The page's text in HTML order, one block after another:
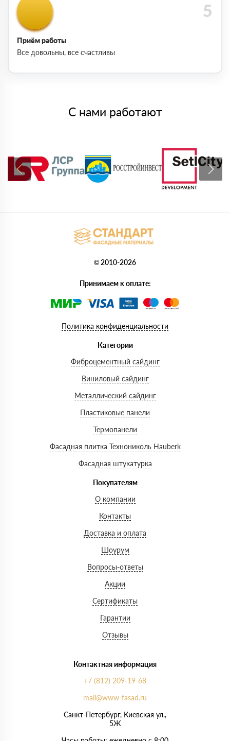
Приём работы
Все довольны, все счастливы
С нами работают
© 2010-2026
Принимаем к оплате:
Политика конфиденциальности
Категории
Фиброцементный сайдинг
Виниловый сайдинг
Металлический сайдинг
Пластиковые панели
Термопанели
Фасадная плитка Технониколь Hauberk
Фасадная штукатурка
Покупателям
О компании
Контакты
Доставка и оплата
Шоурум
Вопросы-ответы
Акции
Сертификаты
Гарантии
Отзывы
Контактная информация
+7 (812) 209-19-68
mail@www-fasad.ru
Санкт-Петербург, ​Киевская ул.,
5Ж